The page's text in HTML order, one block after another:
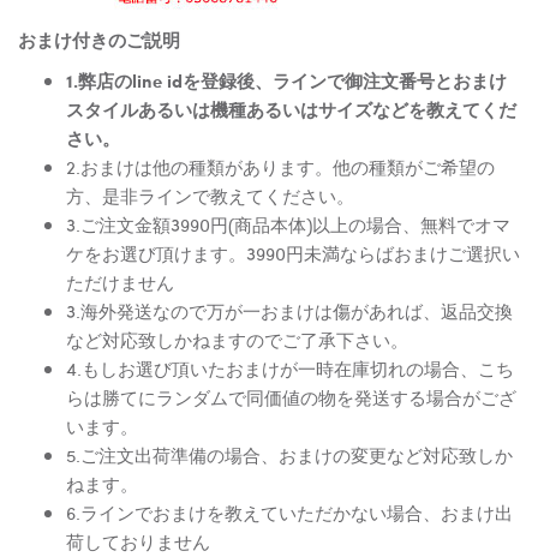
おまけ付きのご説明
1.弊店のline idを登録後、ラインで御注文番号とおまけ
スタイルあるいは機種あるいはサイズなどを教えてくだ
さい。
2.おまけは他の種類があります。他の種類がご希望の
方、是非ラインで教えてください。
3.ご注文金額3990円(商品本体)以上の場合、無料でオマ
ケをお選び頂けます。3990円未満ならばおまけご選択い
ただけません
3.海外発送なので万が一おまけは傷があれば、返品交換
など対応致しかねますのでご了承下さい。
4.もしお選び頂いたおまけが一時在庫切れの場合、こち
らは勝てにランダムで同価値の物を発送する場合がござ
います。
5.ご注文出荷準備の場合、おまけの変更など対応致しか
ねます。
6.ラインでおまけを教えていただかない場合、おまけ出
荷しておりません